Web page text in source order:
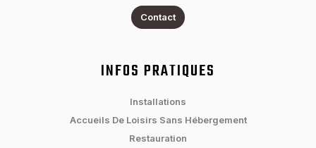
Contact
INFOS PRATIQUES
Installations
Accueils De Loisirs Sans Hébergement
Restauration